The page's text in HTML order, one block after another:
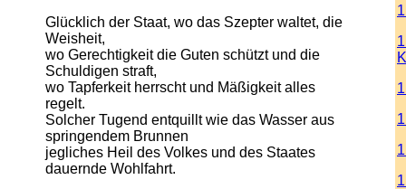
Glücklich der Staat, wo das Szepter waltet, die
Weisheit,
wo Gerechtigkeit die Guten schützt und die
Schuldigen straft,
wo Tapferkeit herrscht und Mäßigkeit alles
regelt.
Solcher Tugend entquillt wie das Wasser aus
springendem Brunnen
jegliches Heil des Volkes und des Staates
dauernde Wohlfahrt.